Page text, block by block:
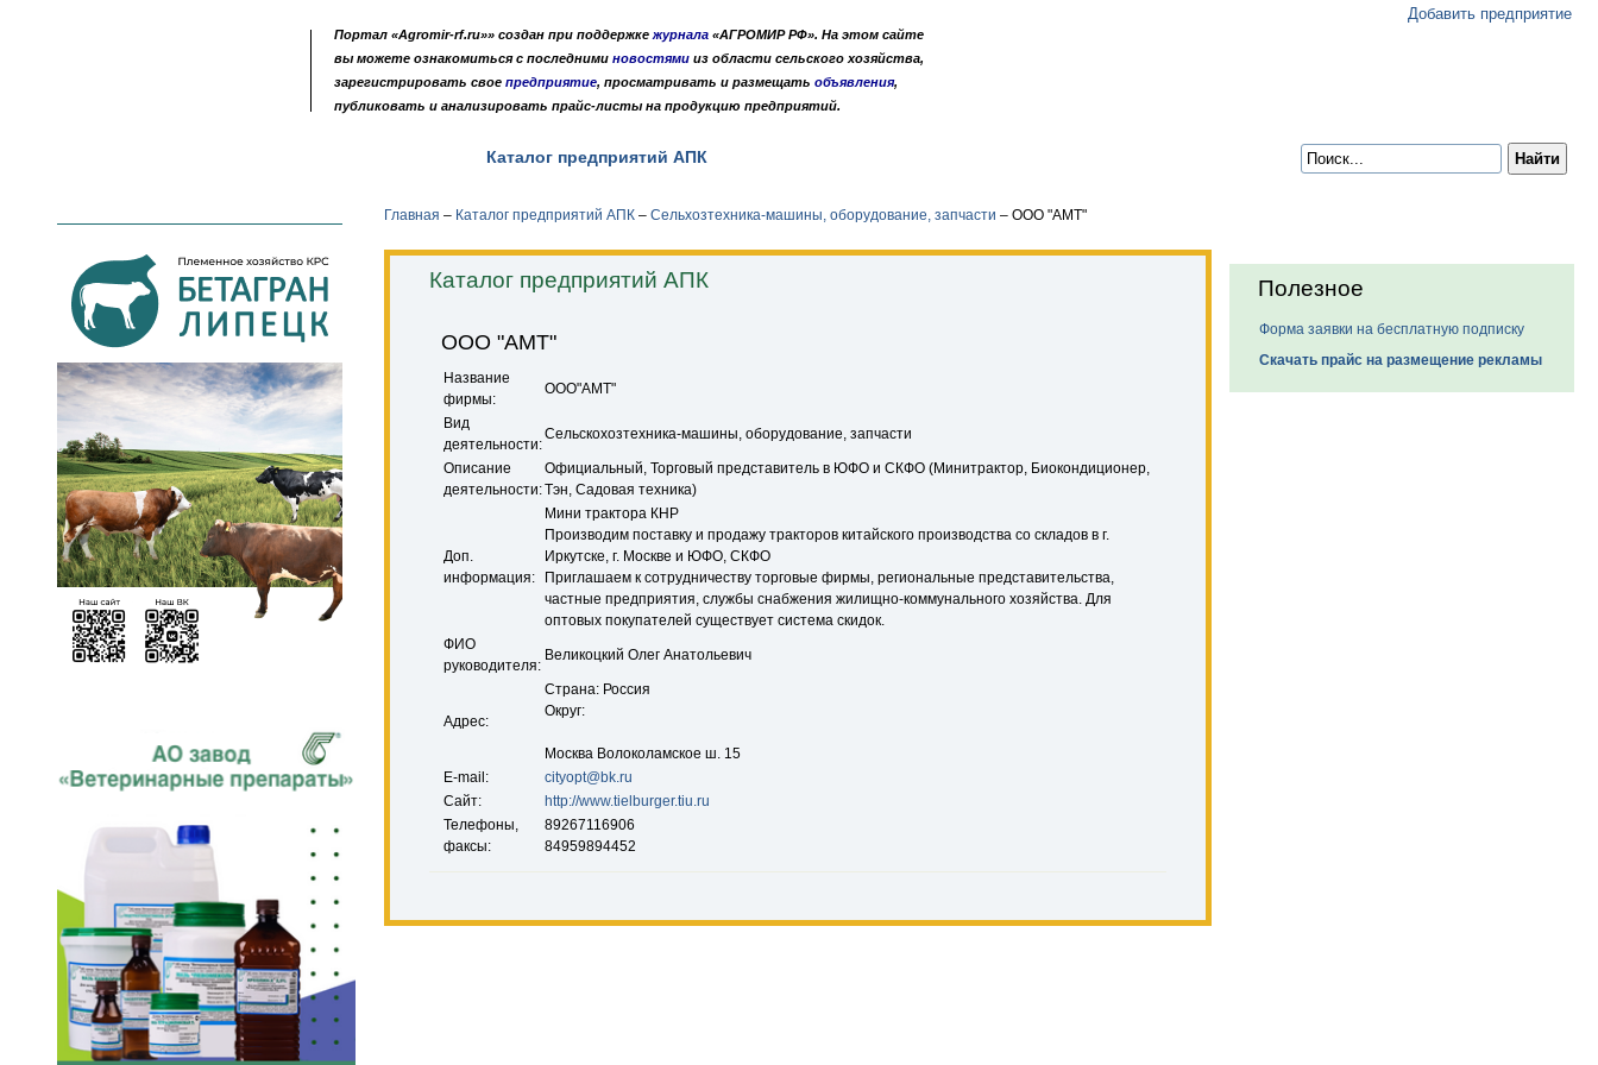
Добавить предприятие
Портал «Agromir-rf.ru»» создан при поддержке журнала «АГРОМИР РФ». На этом сайте
вы можете ознакомиться с последними новостями из области сельского хозяйства,
зарегистрировать свое предприятие, просматривать и размещать объявления,
публиковать и анализировать прайс-листы на продукцию предприятий.
Каталог предприятий АПК
Главная – Каталог предприятий АПК – Сельхозтехника-машины, оборудование, запчасти – ООО "АМТ"
Каталог предприятий АПК
ООО "АМТ"
Название
фирмы:
ООО"АМТ"
Вид
деятельности:
Сельскохозтехника-машины, оборудование, запчасти
Описание
деятельности:
Официальный, Торговый представитель в ЮФО и СКФО (Минитрактор, Биокондиционер,
Тэн, Садовая техника)
Доп.
информация:
Мини трактора КНР
Производим поставку и продажу тракторов китайского производства со складов в г.
Иркутске, г. Москве и ЮФО, СКФО
Приглашаем к сотрудничеству торговые фирмы, региональные представительства,
частные предприятия, службы снабжения жилищно-коммунального хозяйства. Для
оптовых покупателей существует система скидок.
ФИО
руководителя:
Великоцкий Олег Анатольевич
Адрес:
Страна: Россия
Округ:
Москва Волоколамское ш. 15
E-mail:
cityopt@bk.ru
Сайт:
http://www.tielburger.tiu.ru
Телефоны,
факсы:
89267116906
84959894452
Полезное
Форма заявки на бесплатную подписку
Скачать прайс на размещение рекламы